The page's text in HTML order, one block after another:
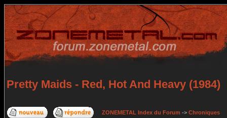
Pretty Maids - Red, Hot And Heavy (1984)
ZONEMETAL Index du Forum -> Chroniques